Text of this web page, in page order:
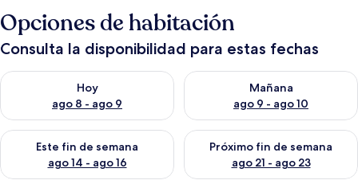
Opciones de habitación
Consulta la disponibilidad para estas fechas
Hoy
ago 8 - ago 9
Consulta la disponibilidad para hoy ago 8 - ago 9
Mañana
ago 9 - ago 10
Consulta la disponibilidad
Este fin de semana
ago 14 - ago 16
Consulta la disponibilidad para este fin de semana ago 14 -
Próximo fin de semana
ago 21 - ago 23
Consulta la disponibilidad